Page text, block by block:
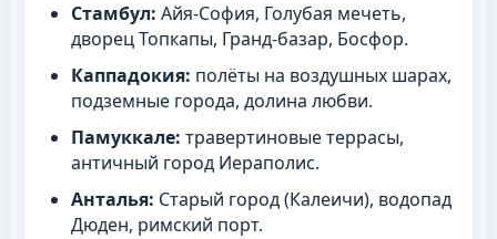
Стамбул: Айя-София, Голубая мечеть,
дворец Топкапы, Гранд-базар, Босфор.
Каппадокия: полёты на воздушных шарах,
подземные города, долина любви.
Памуккале: травертиновые террасы,
античный город Иераполис.
Анталья: Старый город (Калеичи), водопад
Дюден, римский порт.